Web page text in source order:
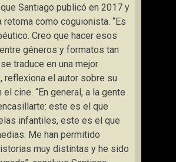
Santiago publicó en 2017 y
retoma como coguionista. “Es
Creo que hacer esos
géneros y formatos tan
traduce en una mejor
reflexiona el autor sobre su
el cine. “En general, a la gente
este es el que
infantiles, este es el que
Me han permitido
muy distintas y he sido